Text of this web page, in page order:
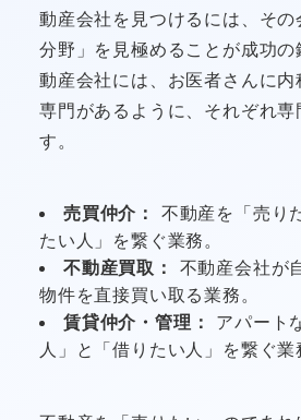
動産会社を見つけるには、そ
分野」を見極めることが成功
動産会社には、お医者さんに内
専門があるように、それぞれ専
す。
売買仲介：
不動産を「売り
たい人」を繋ぐ業務。
不動産買取：
不動産会社が
物件を直接買い取る業務。
賃貸仲介・管理：
アパート
人」と「借りたい人」を繋ぐ業